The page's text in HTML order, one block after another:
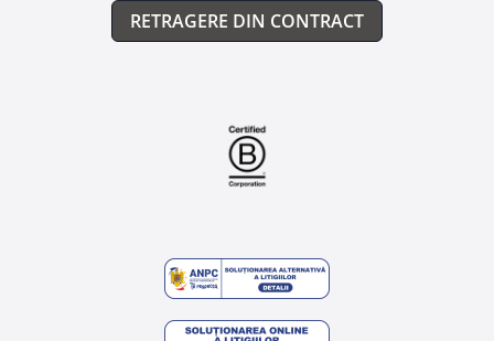
RETRAGERE DIN CONTRACT